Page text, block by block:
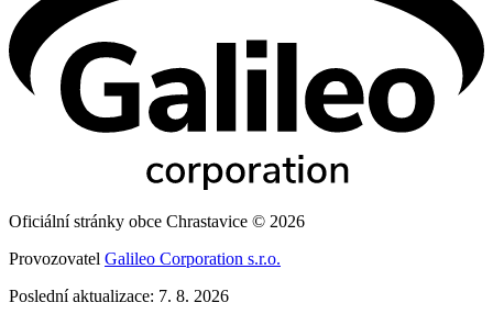
Oficiální stránky obce Chrastavice © 2026
Provozovatel Galileo Corporation s.r.o.
Poslední aktualizace: 7. 8. 2026